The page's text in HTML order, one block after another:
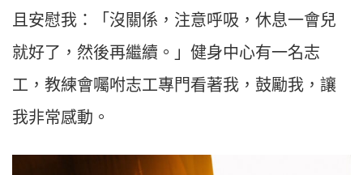
且安慰我：「沒關係，注意呼吸，休息一會兒
就好了，然後再繼續。」健身中心有一名志
工，教練會囑咐志工專門看著我，鼓勵我，讓
我非常感動。